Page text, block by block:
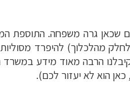
שכאן גרה משפחה. התוספת
מהלכלוך) להיפרד
הרבה מאוד מידע במשרד
הוא לא יעזור לכם).